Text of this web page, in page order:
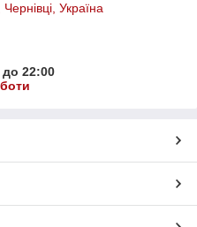
Україна
до 22:00